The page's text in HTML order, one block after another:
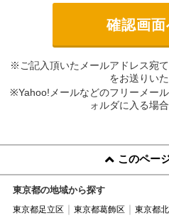
※ご記入頂いたメールアドレス宛
をお送りいた
※Yahoo!メールなどのフリーメー
ォルダに入る場
このペー
東京都の地域から探す
東京都足立区 東京都葛飾区 東京都